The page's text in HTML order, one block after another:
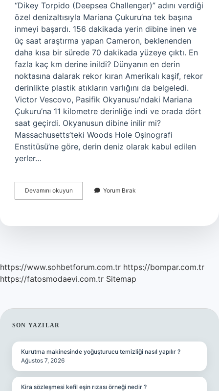
“Dikey Torpido (Deepsea Challenger)” adını verdiği
özel denizaltısıyla Mariana Çukuru’na tek başına
inmeyi başardı. 156 dakikada yerin dibine inen ve
üç saat araştırma yapan Cameron, beklenenden
daha kısa bir sürede 70 dakikada yüzeye çıktı. En
fazla kaç km derine inildi? Dünyanın en derin
noktasına dalarak rekor kıran Amerikalı kaşif, rekor
derinlikte plastik atıkların varlığını da belgeledi.
Victor Vescovo, Pasifik Okyanusu’ndaki Mariana
Çukuru’na 11 kilometre derinliğe indi ve orada dört
saat geçirdi. Okyanusun dibine inilir mi?
Massachusetts’teki Woods Hole Oşinografi
Enstitüsü’ne göre, derin deniz olarak kabul edilen
yerler…
Devamını okuyun Okyanusun
En
Mi
Yorum Bırak
https://www.sohbetforum.com.tr https://bompar.com.tr
https://fatosmodaevi.com.tr Sitemap
SIDEBAR
SON YAZILAR
Kurutma makinesinde yoğuşturucu temizliği nasıl yapılır ?
Ağustos 7, 2026
Kira sözleşmesi kefil eşin rızası örneği nedir ?